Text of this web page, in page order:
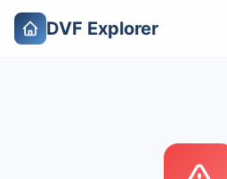
DVF Explorer